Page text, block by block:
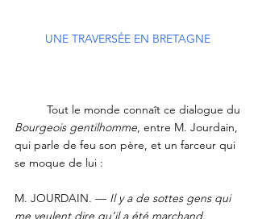
UNE TRAVERSÉE EN BRETAGNE
	Tout le monde connaît ce dialogue du
Bourgeois gentilhomme, entre M. Jourdain,
qui parle de feu son père, et un farceur qui
se moque de lui :
M. JOURDAIN. — Il y a de sottes gens qui
me veulent dire qu’il a été marchand.